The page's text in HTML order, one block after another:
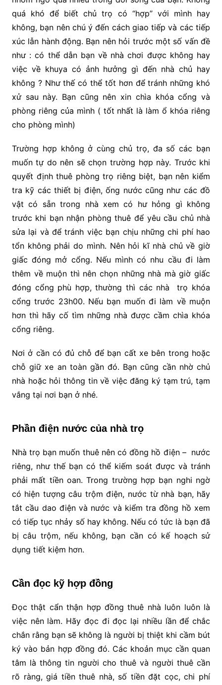
quá khó để biết chủ trọ có “hợp” với mình hay
không, bạn nên chú ý đến cách giao tiếp và các tiếp
xúc lẫn hành động. Bạn nên hỏi trước một số vấn đề
như : có thể dẫn bạn về nhà chơi được không hay
việc về khuya có ảnh hưởng gì đến nhà chủ hay
không ? Như thế có thể tốt hơn để tránh những khó
xử sau này. Bạn cũng nên xin chìa khóa cổng và
phòng riêng của mình ( tốt nhất là làm ổ khóa riêng
cho phòng mình)
Trường hợp không ở cùng chủ trọ, đa số các bạn
muốn tự do nên sẽ chọn trường hợp này. Trước khi
quyết định thuê phòng trọ riêng biệt, bạn nên kiểm
tra kỹ các thiết bị điện, ống nước cũng như các đồ
vật có sẵn trong nhà xem có hư hỏng gì không
trước khi bạn nhận phòng thuê để yêu cầu chủ nhà
sửa lại và để tránh việc bạn chịu những chi phí hao
tổn không phải do mình. Nên hỏi kĩ nhà chủ về giờ
giấc đóng mở cổng. Nếu mình có nhu cầu đi làm
thêm về muộn thì nên chọn những nhà mà giờ giấc
đóng cổng phù hợp, thường thì các nhà trọ khóa
cổng trước 23h00. Nếu bạn muốn đi làm về muộn
hơn thì hãy cố tìm những nhà được cầm chìa khóa
cổng riêng.
Nơi ở cần có đủ chỗ để bạn cất xe bên trong hoặc
chỗ giữ xe an toàn gần đó. Bạn cũng cần nhờ chủ
nhà hoặc hỏi thông tin về việc đăng ký tạm trú, tạm
vắng tại nơi bạn ở nhé.
Phần điện nước của nhà trọ
Nhà trọ bạn muốn thuê nên có đồng hồ điện – nước
riêng, như thế bạn có thể kiếm soát được và tránh
phải mất tiền oan. Trong trường hợp bạn nghi ngờ
có hiện tượng câu trộm điện, nước từ nhà bạn, hãy
tắt cầu dao điện và nước và kiểm tra đồng hồ xem
có tiếp tục nhảy số hay không. Nếu có tức là bạn đã
bị câu trộm, nếu không, bạn cần có kế hoạch sử
dụng tiết kiệm hơn.
Cần đọc kỹ hợp đồng
Đọc thật cẩn thận hợp đồng thuê nhà luôn luôn là
việc nên làm. Hãy đọc đi đọc lại nhiều lần để chắc
chắn rằng bạn sẽ không là người bị thiệt khi cầm bút
ký vào bản hợp đồng đó. Các khoản mục cần quan
tâm là thông tin người cho thuê và người thuê cần
rõ ràng, giá tiền thuê nhà, số tiền đặt cọc, chi phí